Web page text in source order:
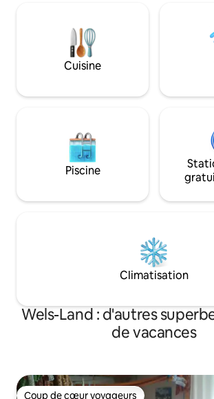
de l'autoroute sur la propriété). En 10
minutes, tu peux être au centre des
expositions. Grâce à la climatisation
complète, tu peux aussi profiter de l'été
Cuisine
Piscine
Climatisation
Wels-Land : d'autres
de vacances
Coup de cœur voyageurs